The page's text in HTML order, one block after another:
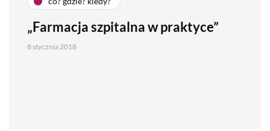
„Farmacja szpitalna w praktyce”
8 stycznia 2018